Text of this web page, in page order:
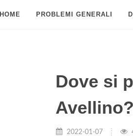
PROBLEMI GENERALI
Dove si
Avellino?
2022-01-07